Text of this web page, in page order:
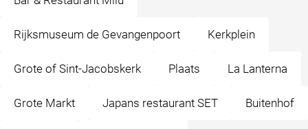
Rijksmuseum de Gevangenpoort Kerkplein
Grote of Sint-Jacobskerk Plaats La Lanterna
Grote Markt Japans restaurant SET Buitenhof